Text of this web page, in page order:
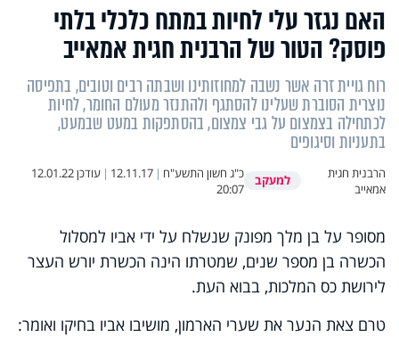
האם נגזר עלי לחיות במתח כלכלי בלתי
פוסק? הטור של הרבנית חגית אמאייב
רוח גויית זרה אשר נשבה למחוזותינו ושבתה רבים וטובים, בתפיסה
נוצרית הסוברת שעלינו להסתגף ולהתנזר מעולם החומר, לחיות
לכתחילה בצמצום על גבי צמצום, בהסתפקות במעט שבמעט,
בתעניות וסיגופים
הרבנית חגית
אמאייב
למעקב כ"ג חשון התשע"ח |
12.11.17
| עודכן12.01.22
20:07
מסופר על בן מלך מפונק שנשלח על ידי אביו למסלול
הכשרה בן מספר שנים, שמטרתו הינה הכשרת יורש העצר
לירושת כס המלכות, בבוא העת.
טרם צאת הנער את שערי הארמון, מושיבו אביו בחיקו ואומר: